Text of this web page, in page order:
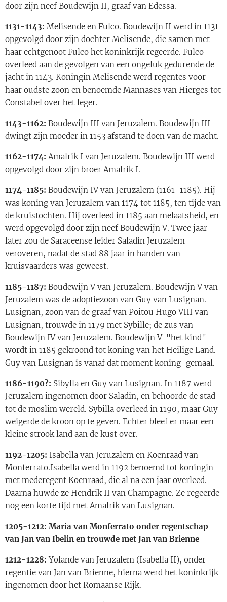
door zijn neef Boudewijn II, graaf van Edessa.
1131-1143: Melisende en Fulco. Boudewijn II werd in 1131
opgevolgd door zijn dochter Melisende, die samen met
haar echtgenoot Fulco het koninkrijk regeerde. Fulco
overleed aan de gevolgen van een ongeluk gedurende de
jacht in 1143. Koningin Melisende werd regentes voor
haar oudste zoon en benoemde Mannases van Hierges tot
Constabel over het leger.
1143-1162: Boudewijn III van Jeruzalem. Boudewijn III
dwingt zijn moeder in 1153 afstand te doen van de macht.
1162-1174: Amalrik I van Jeruzalem. Boudewijn III werd
opgevolgd door zijn broer Amalrik I.
1174-1185: Boudewijn IV van Jeruzalem (1161-1185). Hij
was koning van Jeruzalem van 1174 tot 1185, ten tijde van
de kruistochten. Hij overleed in 1185 aan melaatsheid, en
werd opgevolgd door zijn neef Boudewijn V. Twee jaar
later zou de Saraceense leider Saladin Jeruzalem
veroveren, nadat de stad 88 jaar in handen van
kruisvaarders was geweest.
1185-1187: Boudewijn V van Jeruzalem. Boudewijn V van
Jeruzalem was de adoptiezoon van Guy van Lusignan.
Lusignan, zoon van de graaf van Poitou Hugo VIII van
Lusignan, trouwde in 1179 met Sybille; de zus van
Boudewijn IV van Jeruzalem. Boudewijn V "het kind"
wordt in 1185 gekroond tot koning van het Heilige Land.
Guy van Lusignan is vanaf dat moment koning-gemaal.
1186-1190?: Sibylla en Guy van Lusignan. In 1187 werd
Jeruzalem ingenomen door Saladin, en behoorde de stad
tot de moslim wereld. Sybilla overleed in 1190, maar Guy
weigerde de kroon op te geven. Echter bleef er maar een
kleine strook land aan de kust over.
1192-1205: Isabella van Jeruzalem en Koenraad van
Monferrato.Isabella werd in 1192 benoemd tot koningin
met mederegent Koenraad, die al na een jaar overleed.
Daarna huwde ze Hendrik II van Champagne. Ze regeerde
nog een korte tijd met Amalrik van Lusignan.
1205-1212: Maria van Monferrato onder regentschap
van Jan van Ibelin en trouwde met Jan van Brienne
1212-1228:Yolande van Jeruzalem (Isabella II), onder
regentie van Jan van Brienne, hierna werd het koninkrijk
ingenomen door het Romaanse Rijk.